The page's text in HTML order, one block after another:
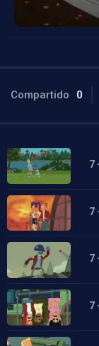
Compartido 0
7
7
7
7